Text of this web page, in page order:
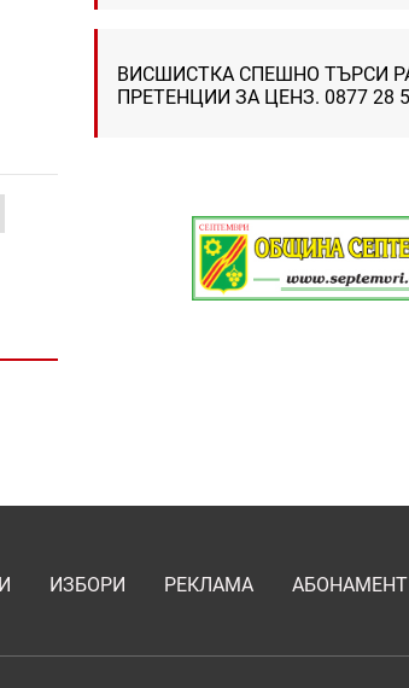
ВИСШИСТКА СПЕШНО ТЪРСИ
ПРЕТЕНЦИИ ЗА ЦЕНЗ. 0877 28
ИЗБОРИ РЕКЛАМА АБОНАМЕНТ